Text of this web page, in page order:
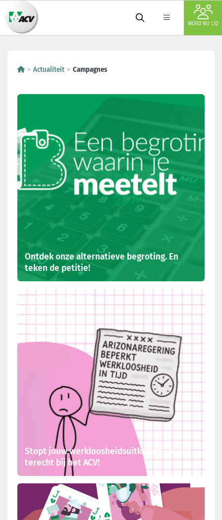
WORD NU LID
Actualiteit Campagnes
Onze campagnes
Ontdek onze alternatieve begroting. En
teken de petitie!
Stopt jouw werkloosheidsuitkering? Je kan
terecht bij het ACV!